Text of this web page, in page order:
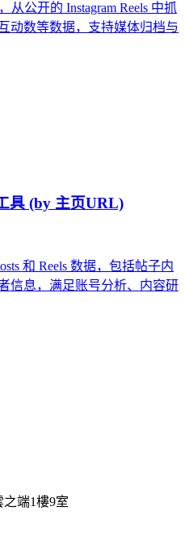
公开的 Instagram Reels 中抓
动数等数据，支持媒体归档与
具 (by 主页URL)
和 Reels 数据，包括帖子内
信息，满足账号分析、内容研
端1樓9室